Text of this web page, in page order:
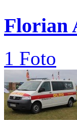
Florian
1 Foto